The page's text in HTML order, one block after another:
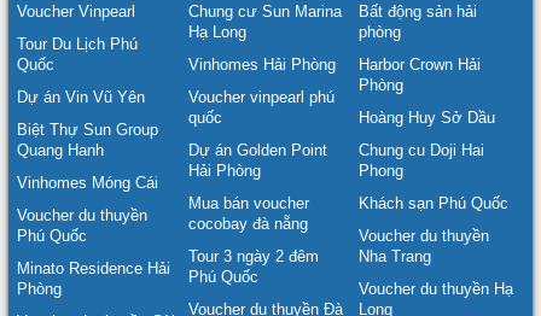
Voucher Vinpearl
Tour Du Lịch Phú
Quốc
Dự án Vin Vũ Yên
Biệt Thự Sun Group
Quang Hanh
Vinhomes Móng Cái
Voucher du thuyền
Phú Quốc
Minato Residence Hải
Phòng
Chung cư Sun Marina
Hạ Long
Vinhomes Hải Phòng
Voucher vinpearl phú
quốc
Dự án Golden Point
Hải Phòng
Mua bán voucher
cocobay đà nẵng
Tour 3 ngày 2 đêm
Phú Quốc
Voucher du thuyền Đà
Bất động sản hải
phòng
Harbor Crown Hải
Phòng
Hoàng Huy Sở Dầu
Chung cu Doji Hai
Phong
Khách sạn Phú Quốc
Voucher du thuyền
Nha Trang
Voucher du thuyền Hạ
Long